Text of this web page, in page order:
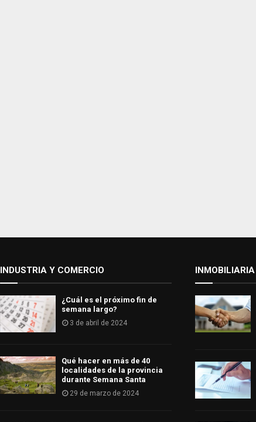
INDUSTRIA Y COMERCIO
¿Cuál es el próximo fin de
semana largo?
3 de abril de 2024
Qué hacer en más de 40
localidades de la provincia
durante Semana Santa
29 de marzo de 2024